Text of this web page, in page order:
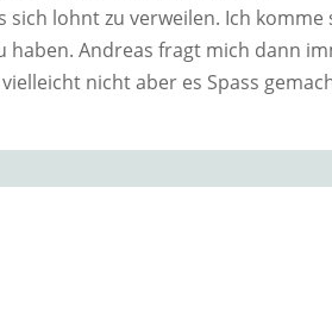
lohnt zu verweilen. Ich komme
haben. Andreas fragt mich dann
nicht aber es Spass